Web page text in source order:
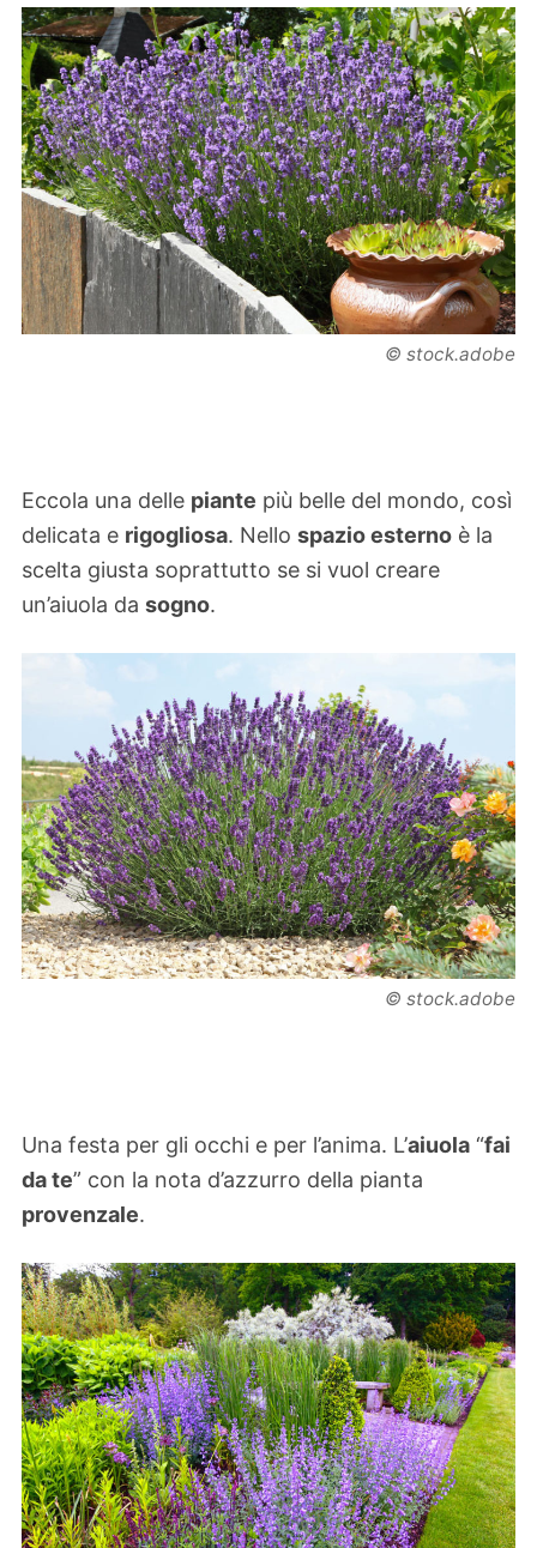
© stock.adobe
Eccola una delle piante più belle del mondo, così
delicata e rigogliosa. Nello spazio esterno è la
scelta giusta soprattutto se si vuol creare
un’aiuola da sogno.
© stock.adobe
Una festa per gli occhi e per l’anima. L’aiuola “fai
da te” con la nota d’azzurro della pianta
provenzale.